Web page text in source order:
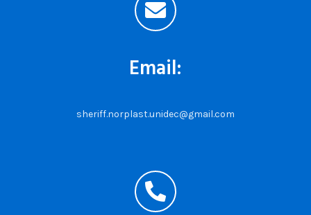
Email:
sheriff.norplast.unidec@gmail.com